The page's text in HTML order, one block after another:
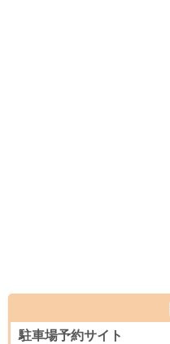
駐車場予約サイト